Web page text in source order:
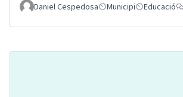
Daniel Cespedosa
Municipi Educació